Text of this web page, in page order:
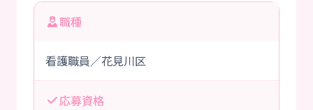
職種
看護職員／花見川区
応募資格